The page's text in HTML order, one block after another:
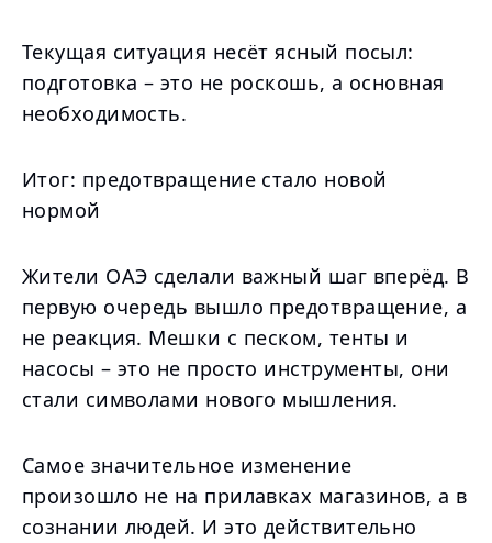
Текущая ситуация несёт ясный посыл:
подготовка – это не роскошь, а основная
необходимость.
Итог: предотвращение стало новой
нормой
Жители ОАЭ сделали важный шаг вперёд. В
первую очередь вышло предотвращение, а
не реакция. Мешки с песком, тенты и
насосы – это не просто инструменты, они
стали символами нового мышления.
Самое значительное изменение
произошло не на прилавках магазинов, а в
сознании людей. И это действительно